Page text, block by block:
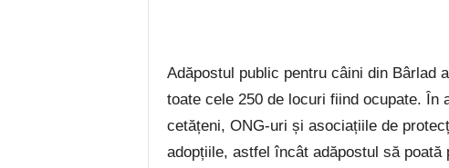
Adăpostul public pentru câini din Bârlad
toate cele 250 de locuri fiind ocupate.
cetățeni, ONG-uri și asociațiile de
adopțiile, astfel încât adăpostul să